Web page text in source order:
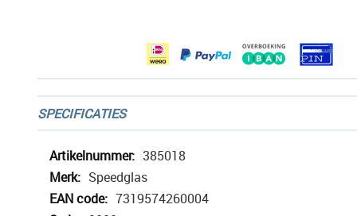
SPECIFICATIES
Meer
informatie
385018
Speedglas
7319574260004